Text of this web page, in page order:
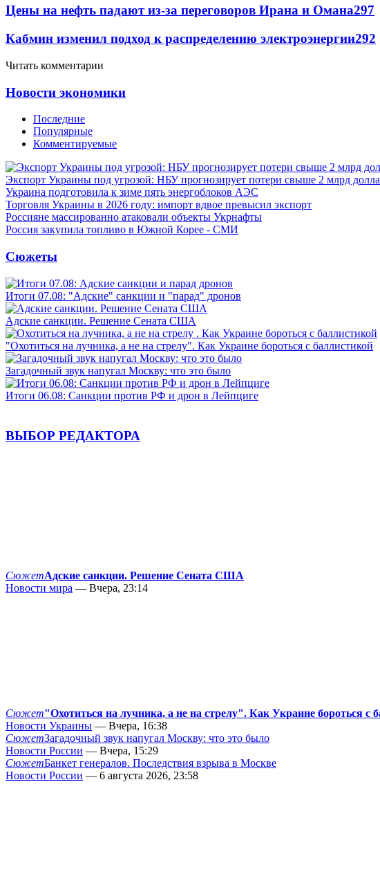
Цены на нефть падают из-за переговоров Ирана и Омана297
Кабмин изменил подход к распределению электроэнергии292
Читать комментарии
Новости экономики
Последние
Популярные
Комментируемые
Экспорт Украины под угрозой: НБУ прогнозирует потери свыше 2 млрд
Украина подготовила к зиме пять энергоблоков АЭС
Торговля Украины в 2026 году: импорт вдвое превысил экспорт
Россияне массированно атаковали объекты Укрнафты
Россия закупила топливо в Южной Корее - СМИ
Сюжеты
Итоги 07.08: "Адские" санкции и "парад" дронов
Адские санкции. Решение Сената США
"Охотиться на лучника, а не на стрелу". Как Украине бороться с баллистикой
Загадочный звук напугал Москву: что это было
Итоги 06.08: Санкции против РФ и дрон в Лейпциге
ВЫБОР РЕДАКТОРА
СюжетАдские санкции. Решение Сената США
Новости мира — Вчера, 23:14
Сюжет"Охотиться на лучника, а не на стрелу". Как Украине бороться с
Новости Украины — Вчера, 16:38
СюжетЗагадочный звук напугал Москву: что это было
Новости России — Вчера, 15:29
СюжетБанкет генералов. Последствия взрыва в Москве
Новости России — 6 августа 2026, 23:58